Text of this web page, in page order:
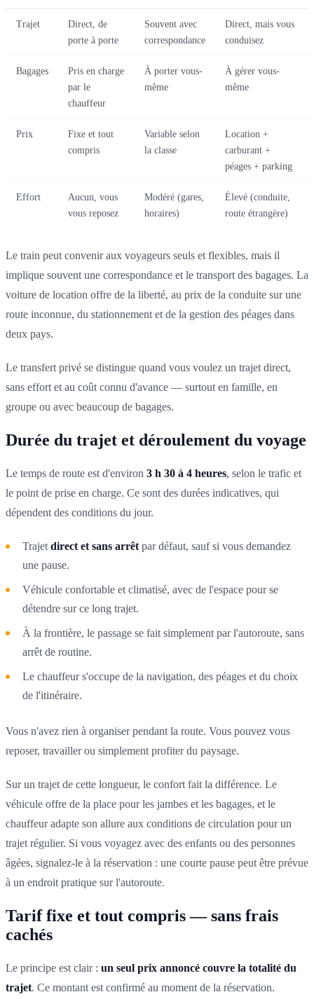
Trajet
Direct, de
porte à porte
Souvent avec
correspondance
Direct, mais vous
conduisez
Bagages
Pris en charge
par le
chauffeur
À porter vous-
même
À gérer vous-
même
Prix
Fixe et tout
compris
Variable selon
la classe
Location +
carburant +
péages + parking
Effort
Aucun, vous
vous reposez
Modéré (gares,
horaires)
Élevé (conduite,
route étrangère)
Le train peut convenir aux voyageurs seuls et flexibles, mais il
implique souvent une correspondance et le transport des bagages. La
voiture de location offre de la liberté, au prix de la conduite sur une
route inconnue, du stationnement et de la gestion des péages dans
deux pays.
Le transfert privé se distingue quand vous voulez un trajet direct,
sans effort et au coût connu d'avance — surtout en famille, en
groupe ou avec beaucoup de bagages.
Durée du trajet et déroulement du voyage
Le temps de route est d'environ 3 h 30 à 4 heures, selon le trafic et
le point de prise en charge. Ce sont des durées indicatives, qui
dépendent des conditions du jour.
Trajet direct et sans arrêt par défaut, sauf si vous demandez
une pause.
Véhicule confortable et climatisé, avec de l'espace pour se
détendre sur ce long trajet.
À la frontière, le passage se fait simplement par l'autoroute, sans
arrêt de routine.
Le chauffeur s'occupe de la navigation, des péages et du choix
de l'itinéraire.
Vous n'avez rien à organiser pendant la route. Vous pouvez vous
reposer, travailler ou simplement profiter du paysage.
Sur un trajet de cette longueur, le confort fait la différence. Le
véhicule offre de la place pour les jambes et les bagages, et le
chauffeur adapte son allure aux conditions de circulation pour un
trajet régulier. Si vous voyagez avec des enfants ou des personnes
âgées, signalez-le à la réservation : une courte pause peut être prévue
à un endroit pratique sur l'autoroute.
Tarif fixe et tout compris — sans frais
cachés
Le principe est clair : un seul prix annoncé couvre la totalité du
trajet. Ce montant est confirmé au moment de la réservation.